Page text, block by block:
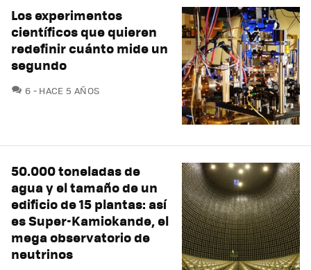
Los experimentos
científicos que quieren
redefinir cuánto mide un
segundo
6 COMENTARIOS
HACE 5 AÑOS
50.000 toneladas de
agua y el tamaño de un
edificio de 15 plantas: así
es Super-Kamiokande, el
mega observatorio de
neutrinos